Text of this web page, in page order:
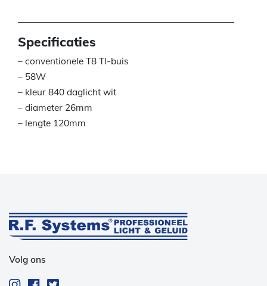
Specificaties
– conventionele T8 Tl-buis
– 58W
– kleur 840 daglicht wit
– diameter 26mm
– lengte 120mm
Volg ons